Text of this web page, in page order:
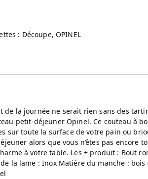
: Découpe,OPINEL
la journée ne serait rien sans des
petit-déjeuner Opinel. Ce couteau à
toute la surface de votre pain ou
alors que vous n’êtes pas encore
à votre table. Les + produit : Bout
la lame : Inox Matière du manche :